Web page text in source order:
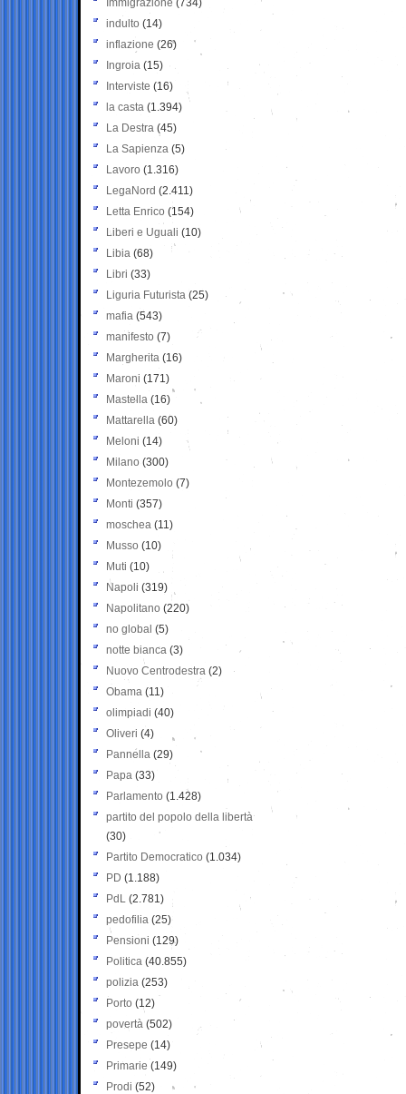
Immigrazione (734)
indulto (14)
inflazione (26)
Ingroia (15)
Interviste (16)
la casta (1.394)
La Destra (45)
La Sapienza (5)
Lavoro (1.316)
LegaNord (2.411)
Letta Enrico (154)
Liberi e Uguali (10)
Libia (68)
Libri (33)
Liguria Futurista (25)
mafia (543)
manifesto (7)
Margherita (16)
Maroni (171)
Mastella (16)
Mattarella (60)
Meloni (14)
Milano (300)
Montezemolo (7)
Monti (357)
moschea (11)
Musso (10)
Muti (10)
Napoli (319)
Napolitano (220)
no global (5)
notte bianca (3)
Nuovo Centrodestra (2)
Obama (11)
olimpiadi (40)
Oliveri (4)
Pannella (29)
Papa (33)
Parlamento (1.428)
partito del popolo della libertà
(30)
Partito Democratico (1.034)
PD (1.188)
PdL (2.781)
pedofilia (25)
Pensioni (129)
Politica (40.855)
polizia (253)
Porto (12)
povertà (502)
Presepe (14)
Primarie (149)
Prodi (52)